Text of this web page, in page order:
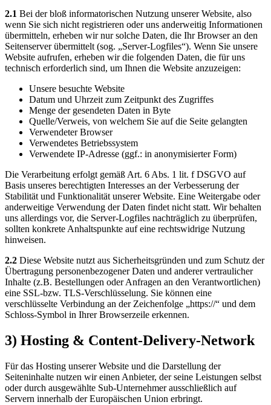
2.1 Bei der bloß informatorischen Nutzung unserer Website, also
wenn Sie sich nicht registrieren oder uns anderweitig Informationen
übermitteln, erheben wir nur solche Daten, die Ihr Browser an den
Seitenserver übermittelt (sog. „Server-Logfiles“). Wenn Sie unsere
Website aufrufen, erheben wir die folgenden Daten, die für uns
technisch erforderlich sind, um Ihnen die Website anzuzeigen:
Unsere besuchte Website
Datum und Uhrzeit zum Zeitpunkt des Zugriffes
Menge der gesendeten Daten in Byte
Quelle/Verweis, von welchem Sie auf die Seite gelangten
Verwendeter Browser
Verwendetes Betriebssystem
Verwendete IP-Adresse (ggf.: in anonymisierter Form)
Die Verarbeitung erfolgt gemäß Art. 6 Abs. 1 lit. f DSGVO auf
Basis unseres berechtigten Interesses an der Verbesserung der
Stabilität und Funktionalität unserer Website. Eine Weitergabe oder
anderweitige Verwendung der Daten findet nicht statt. Wir behalten
uns allerdings vor, die Server-Logfiles nachträglich zu überprüfen,
sollten konkrete Anhaltspunkte auf eine rechtswidrige Nutzung
hinweisen.
2.2 Diese Website nutzt aus Sicherheitsgründen und zum Schutz der
Übertragung personenbezogener Daten und anderer vertraulicher
Inhalte (z.B. Bestellungen oder Anfragen an den Verantwortlichen)
eine SSL-bzw. TLS-Verschlüsselung. Sie können eine
verschlüsselte Verbindung an der Zeichenfolge „https://“ und dem
Schloss-Symbol in Ihrer Browserzeile erkennen.
3) Hosting & Content-Delivery-Network
Für das Hosting unserer Website und die Darstellung der
Seiteninhalte nutzen wir einen Anbieter, der seine Leistungen selbst
oder durch ausgewählte Sub-Unternehmer ausschließlich auf
Servern innerhalb der Europäischen Union erbringt.